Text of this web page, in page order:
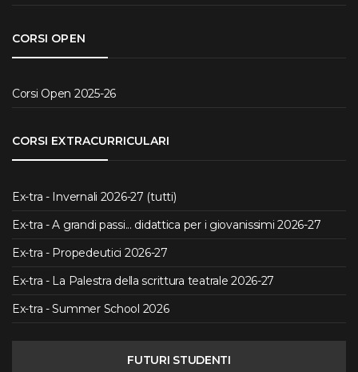
CORSI OPEN
Corsi Open 2025-26
CORSI EXTRACURRICULARI
Ex-tra - Invernali 2026-27 (tutti)
Ex-tra - A grandi passi... didattica per i giovanissimi 2026-27
Ex-tra - Propedeutici 2026-27
Ex-tra - La Palestra della scrittura teatrale 2026-27
Ex-tra - Summer School 2026
FUTURI STUDENTI